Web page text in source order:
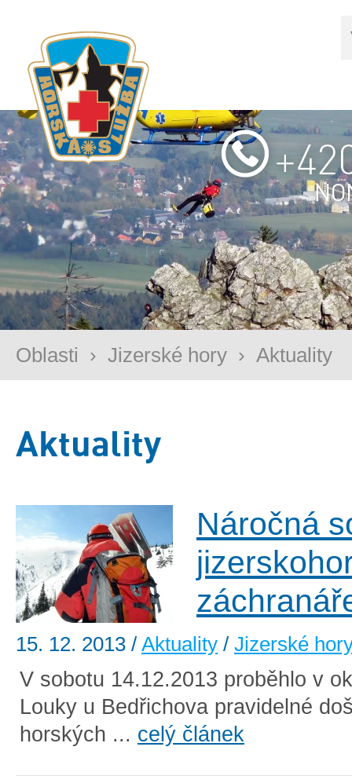
Oblasti › Jizerské hory › Aktuality
Aktuality
Náročná
15. 12. 2013 / Aktuality / Jizerské
V sobotu 14.12.2013 proběhlo v
Louky u Bedřichova pravidelné
horských ... celý článek